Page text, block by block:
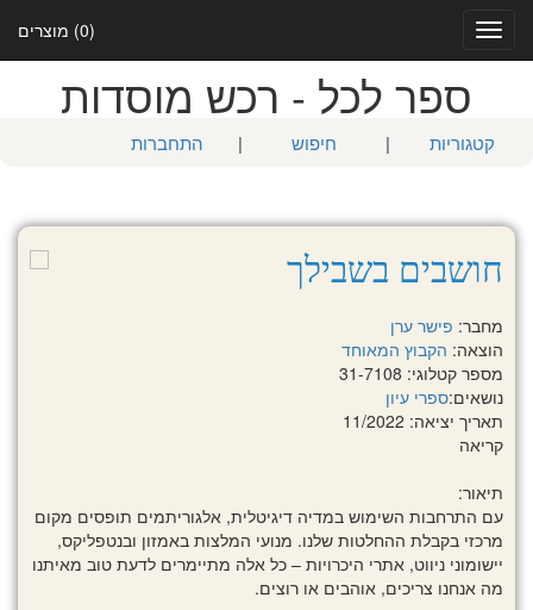
(0) מוצרים
Toggle
navigation
ספר לכל - רכש מוסדות
קטגוריות | חיפוש | התחברות
חושבים בשבילך
מחבר: פישר ערן
הוצאה: הקבוץ המאוחד
מספר קטלוגי: 31-7108
נושאים:ספרי עיון
תאריך יציאה: 11/2022
קריאה
תיאור:
עם התרחבות השימוש במדיה דיגיטלית, אלגוריתמים תופסים מקום
מרכזי בקבלת ההחלטות שלנו. מנועי המלצות באמזון ובנטפליקס,
יישומוני ניווט, אתרי היכרויות – כל אלה מתיימרים לדעת טוב מאיתנו
מה אנחנו צריכים, אוהבים או רוצים.